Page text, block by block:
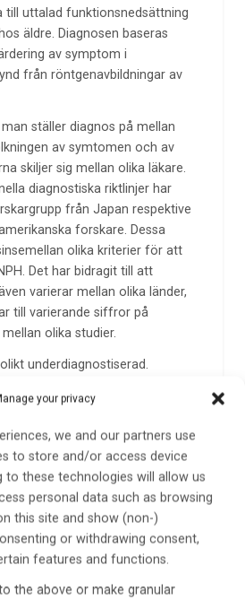
your privacy
we and our partners use
to store and/or access device
to these technologies will allow us
personal data such as browsing
this site and show (non-)
or withdrawing consent,
features and functions.
the above or make granular
till uttalad funktionsnedsättning
äldre. Diagnosen baseras
av symptom i
från röntgenavbildningar av
ställer diagnos på mellan
av symtomen och av
skiljer sig mellan olika läkare.
diagnostiska riktlinjer har
från Japan respektive
forskare. Dessa
olika kriterier för att
Det har bidragit till att
varierar mellan olika länder,
till varierande siffror på
olika studier.
underdiagnostiserad.
och äldre, men det saknas
den allmänna befolkningen.
fåtal studier som undersöker
bland iNPH patienter och
utgår från ett
material. Utöver detta är det få
den naturliga utvecklingen
allt när det kommer till
på iNPH.